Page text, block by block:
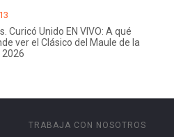
Curicó Unido EN VIVO: A qué
ver el Clásico del Maule de la
2026
TRABAJA CON NOSOTROS